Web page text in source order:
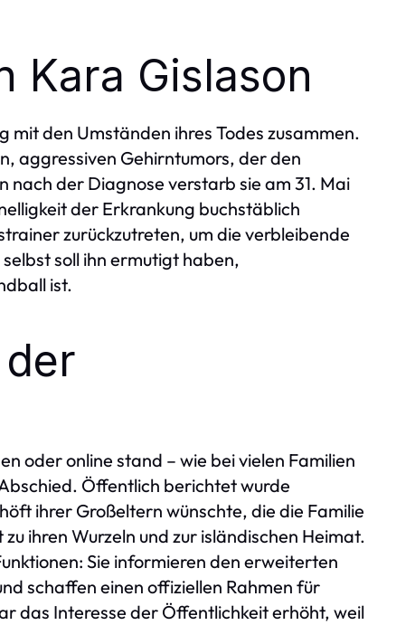
Kara Gislason
mit den Umständen ihres Todes zusammen.
aggressiven Gehirntumors, der den
der Diagnose verstarb sie am 31. Mai
der Erkrankung buchstäblich
zurückzutreten, um die verbleibende
soll ihn ermutigt haben,
ist.
oder online stand – wie bei vielen Familien
Öffentlich berichtet wurde
ihrer Großeltern wünschte, die die Familie
ihren Wurzeln und zur isländischen Heimat.
Sie informieren den erweiterten
schaffen einen offiziellen Rahmen für
das Interesse der Öffentlichkeit erhöht, weil